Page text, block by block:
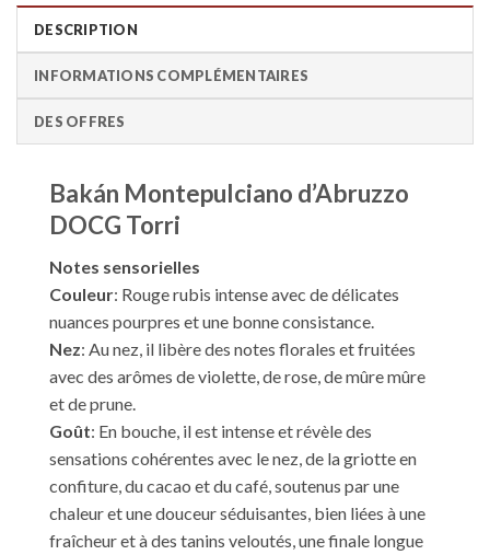
DESCRIPTION
INFORMATIONS COMPLÉMENTAIRES
DES OFFRES
Bakán Montepulciano d’Abruzzo
DOCG Torri
Notes sensorielles
Couleur: Rouge rubis intense avec de délicates
nuances pourpres et une bonne consistance.
Nez: Au nez, il libère des notes florales et fruitées
avec des arômes de violette, de rose, de mûre mûre
et de prune.
Goût: En bouche, il est intense et révèle des
sensations cohérentes avec le nez, de la griotte en
confiture, du cacao et du café, soutenus par une
chaleur et une douceur séduisantes, bien liées à une
fraîcheur et à des tanins veloutés, une finale longue